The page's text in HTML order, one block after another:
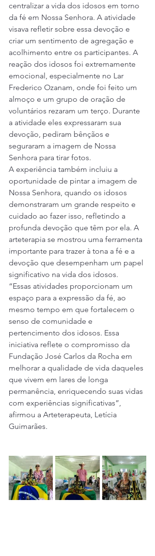
centralizar a vida dos idosos em torno
da fé em Nossa Senhora. A atividade
visava refletir sobre essa devoção e
criar um sentimento de agregação e
acolhimento entre os participantes. A
reação dos idosos foi extremamente
emocional, especialmente no Lar
Frederico Ozanam, onde foi feito um
almoço e um grupo de oração de
voluntários rezaram um terço. Durante
a atividade eles expressaram sua
devoção, pediram bênçãos e
seguraram a imagem de Nossa
Senhora para tirar fotos.
A experiência também incluiu a
oportunidade de pintar a imagem de
Nossa Senhora, quando os idosos
demonstraram um grande respeito e
cuidado ao fazer isso, refletindo a
profunda devoção que têm por ela. A
arteterapia se mostrou uma ferramenta
importante para trazer à tona a fé e a
devoção que desempenham um papel
significativo na vida dos idosos.
“Essas atividades proporcionam um
espaço para a expressão da fé, ao
mesmo tempo em que fortalecem o
senso de comunidade e
pertencimento dos idosos. Essa
iniciativa reflete o compromisso da
Fundação José Carlos da Rocha em
melhorar a qualidade de vida daqueles
que vivem em lares de longa
permanência, enriquecendo suas vidas
com experiências significativas”,
afirmou a Arteterapeuta, Letícia
Guimarães.